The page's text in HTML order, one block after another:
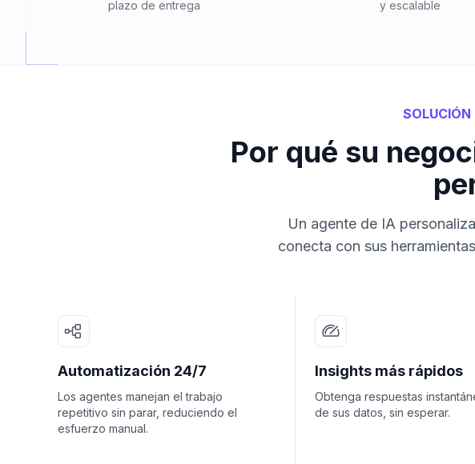
plazo de entrega y escalable
SOLUCIÓN
Por qué su
Un agente de IA
conecta con sus
Automatización 24/7
Los agentes manejan el trabajo
repetitivo sin parar, reduciendo el
esfuerzo manual.
Insights más rápidos
Obtenga respuestas
de sus datos, sin esperar.